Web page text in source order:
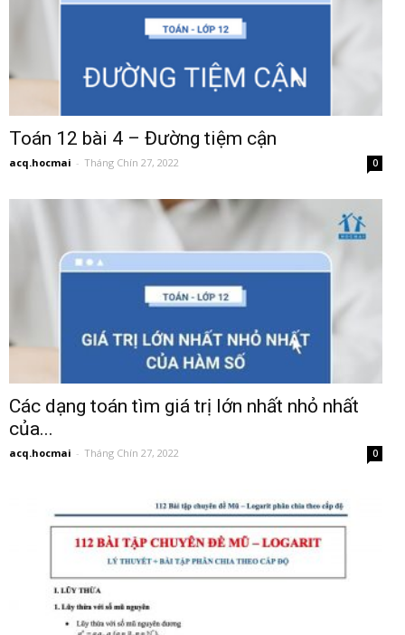
Toán 12 bài 4 – Đường tiệm cận
acq.hocmai - Tháng Chín 27, 2022 0
Các dạng toán tìm giá trị lớn nhất nhỏ nhất
của...
acq.hocmai - Tháng Chín 27, 2022 0